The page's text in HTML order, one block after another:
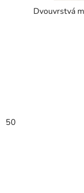
Dvouvrstvá
50